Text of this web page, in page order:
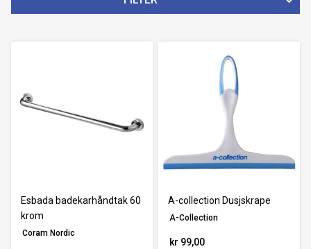
TYPE
Nullstill
Esbada badekarhåndtak 60
krom
Coram Nordic
A-collection Dusjskrape
A-Collection
kr 99,00